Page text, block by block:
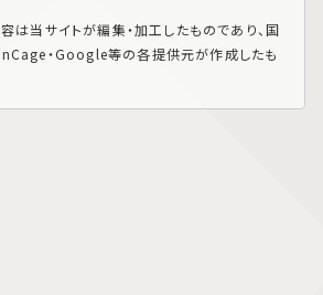
当サイトが編集・加工したものであり、国
・Google等の各提供元が作成したも